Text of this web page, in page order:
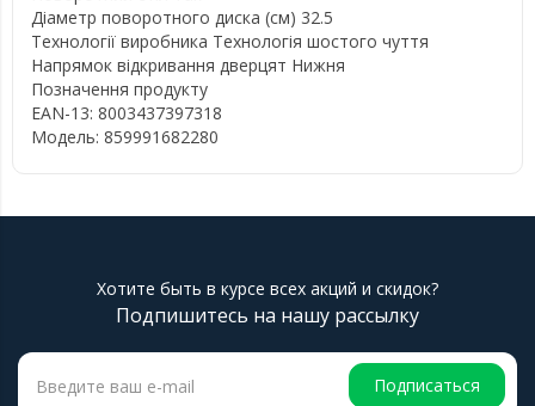
Діаметр поворотного диска (см) 32.5
Технології виробника Технологія шостого чуття
Напрямок відкривання дверцят Нижня
Позначення продукту
EAN-13: 8003437397318
Модель: 859991682280
Хотите быть в курсе всех акций и скидок?
Подпишитесь на нашу рассылку
Подписаться